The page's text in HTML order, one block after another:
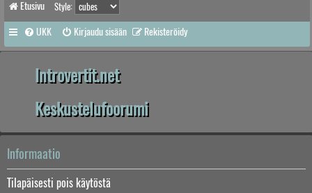
Etusivu Style:
UKK Kirjaudu sisään Rekisteröidy
Introvertit.net
Keskustelufoorumi
Informaatio
Tilapäisesti pois käytöstä